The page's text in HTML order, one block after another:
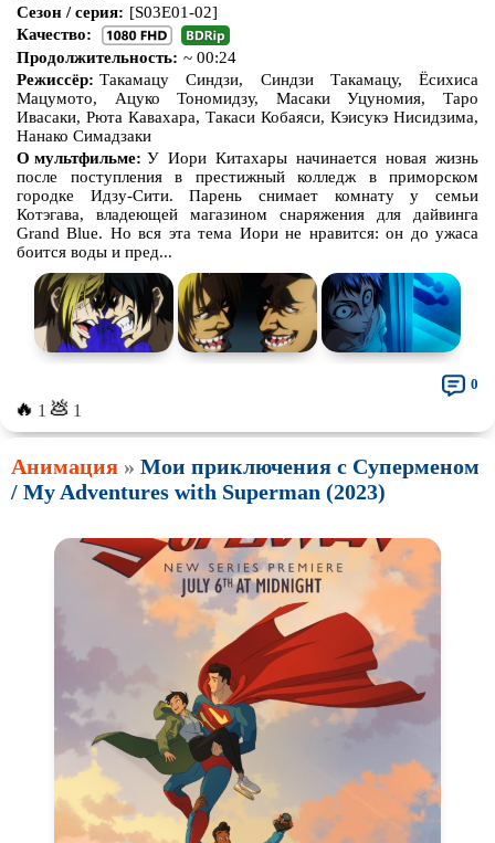
Сезон / серия: [S03E01-02]
Качество:
Продолжительность: ~ 00:24
Режиссёр: Такамацу Синдзи, Синдзи Такамацу, Ёсихиса
Мацумото, Ацуко Тономидзу, Масаки Уцуномия, Таро
Ивасаки, Рюта Кавахара, Такаси Кобаяси, Кэисукэ Нисидзима,
Нанако Симадзаки
О мультфильме: У Иори Китахары начинается новая жизнь
после поступления в престижный колледж в приморском
городке Идзу-Сити. Парень снимает комнату у семьи
Котэгава, владеющей магазином снаряжения для дайвинга
Grand Blue. Но вся эта тема Иори не нравится: он до ужаса
боится воды и пред...
🔥 1 💩 1
0
Анимация » Мои приключения с Суперменом
/ My Adventures with Superman (2023)